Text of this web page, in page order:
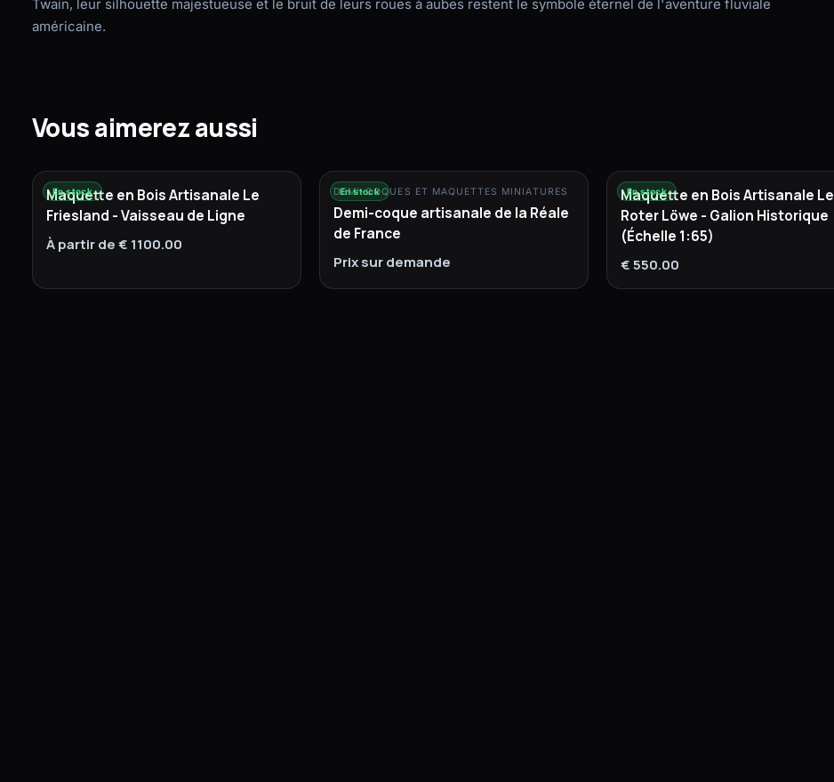
Twain, leur silhouette majestueuse et le bruit de leurs roues à aubes restent le symbole éternel de l'aventure fluviale
américaine.
Vous aimerez aussi
En stock
Maquette en Bois Artisanale Le
Friesland - Vaisseau de Ligne
À partir de € 1100.00
En stock
DEMI-COQUES ET MAQUETTES MINIATURES
Demi-coque artisanale de la Réale
de France
Prix sur demande
En stock
Maquette en Bois Artisanale Le
Roter Löwe - Galion Historique
(Échelle 1:65)
€ 550.00